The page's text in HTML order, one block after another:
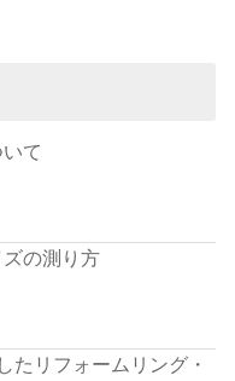
て
の測り方
たリフォームリング・